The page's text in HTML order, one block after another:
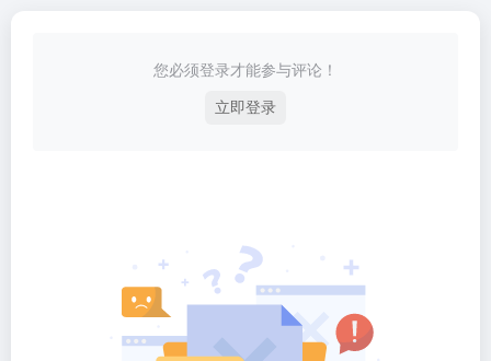
您必须登录才能参与评论！
立即登录